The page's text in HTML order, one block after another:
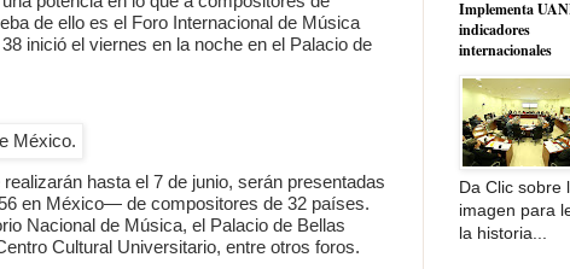
de ello es el Foro Internacional de Música
inició el viernes en la noche en el Palacio de
hasta el 7 de junio, serán presentadas
en México— de compositores de 32 países.
Nacional de Música, el Palacio de Bellas
Cultural Universitario, entre otros foros.
Implementa
indicadores
internacionales
Da Clic sobre
imagen para
la historia...